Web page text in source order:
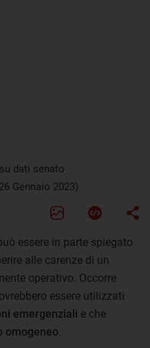
dati senato
Gennaio 2023)
essere in parte spiegato
alle carenze di un
operativo. Occorre
essere utilizzati
emergenziali e che
omogeneo.